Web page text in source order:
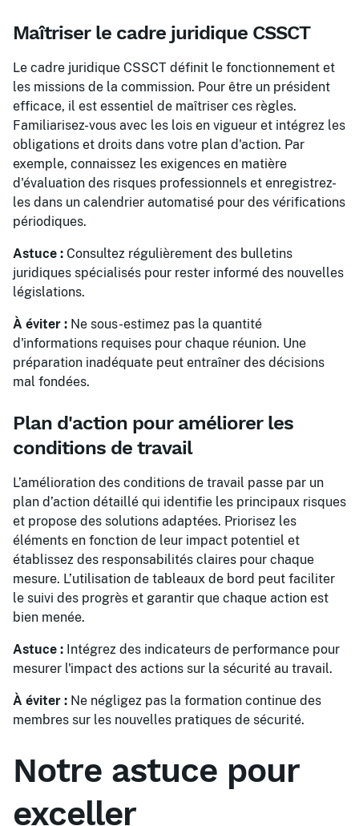
Maîtriser le cadre juridique CSSCT
Le cadre juridique CSSCT définit le fonctionnement et
les missions de la commission. Pour être un président
efficace, il est essentiel de maîtriser ces règles.
Familiarisez-vous avec les lois en vigueur et intégrez les
obligations et droits dans votre plan d'action. Par
exemple, connaissez les exigences en matière
d'évaluation des risques professionnels et enregistrez-
les dans un calendrier automatisé pour des vérifications
périodiques.
Astuce : Consultez régulièrement des bulletins
juridiques spécialisés pour rester informé des nouvelles
législations.
À éviter : Ne sous-estimez pas la quantité
d'informations requises pour chaque réunion. Une
préparation inadéquate peut entraîner des décisions
mal fondées.
Plan d'action pour améliorer les
conditions de travail
L’amélioration des conditions de travail passe par un
plan d’action détaillé qui identifie les principaux risques
et propose des solutions adaptées. Priorisez les
éléments en fonction de leur impact potentiel et
établissez des responsabilités claires pour chaque
mesure. L’utilisation de tableaux de bord peut faciliter
le suivi des progrès et garantir que chaque action est
bien menée.
Astuce : Intégrez des indicateurs de performance pour
mesurer l'impact des actions sur la sécurité au travail.
À éviter : Ne négligez pas la formation continue des
membres sur les nouvelles pratiques de sécurité.
Notre astuce pour
exceller